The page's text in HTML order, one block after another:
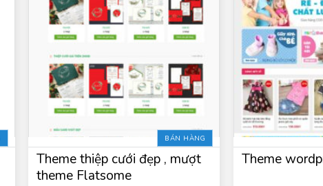
BÁN HÀNG
Theme thiệp cưới đẹp , mượt
theme Flatsome
Theme